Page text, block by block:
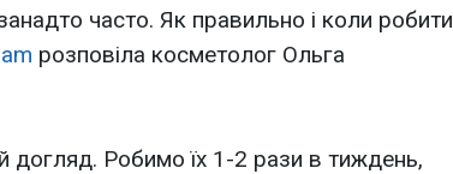
часто. Як правильно і коли робити
розповіла косметолог Ольга
Робимо їх 1-2 рази в тиждень,